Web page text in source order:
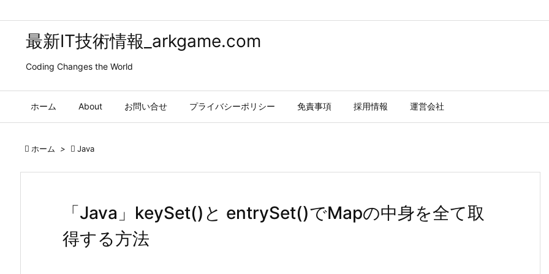
最新IT技術情報_arkgame.com
Coding Changes the World
ホーム About お問い合せ プライバシーポリシー 免責事項 採用情報 運営会社
 ホーム >  Java
「Java」keySet()と entrySet()でMapの中身を全て取
得する方法